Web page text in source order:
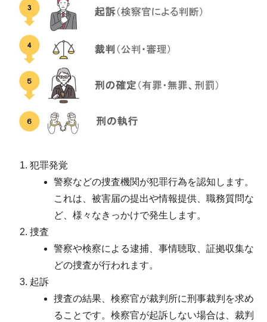
犯罪発覚
警察などの捜査機関が犯罪行為を認知します。
これは、被害届の提出や情報提供、職務質問な
ど、様々なきっかけで発生します。
捜査
警察や検察による逮捕、事情聴取、証拠収集な
どの捜査が行われます。
起訴
捜査の結果、検察官が裁判所に刑事裁判を求め
ることです。検察官が起訴しない場合は、裁判